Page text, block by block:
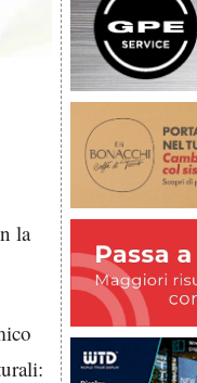
la